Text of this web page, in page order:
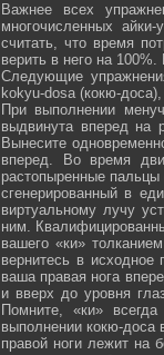
Важнее всех
многочисленных
считать, что время
верить в него на
Следующие
kokyu-dosa (кокю-
При выполнении
выдвинута вперед на
Вынесите
вперед. Во время
растопыренные пальцы
сгенерированный в
виртуальному лучу
ним.
вашего «ки»
вернитесь в исходное
ваша правая нога
и вверх до уровня
Помните, «ки»
выполнении кокю-доса
правой ноги лежит на